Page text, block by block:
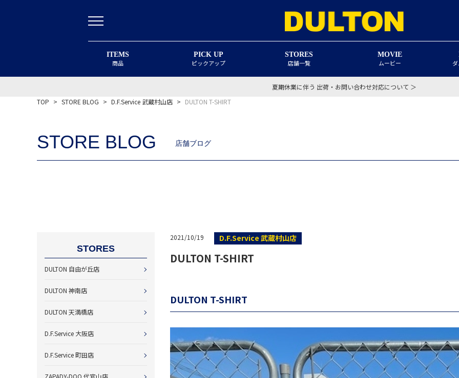
ITEMS
商品
PICK UP
ピックアップ
STORES
店舗一覧
MOVIE
ムービー
夏期休業に伴う 出荷・お問い合わせ対応について ＞
TOP > STORE BLOG > D.F.Service 武蔵村山店 > DULTON T-SHIRT
STORE BLOG 店舗ブログ
STORES
DULTON 自由が丘店
DULTON 神南店
DULTON 天満橋店
D.F.Service 大阪店
D.F.Service 町田店
ZAPADY-DOO 代官山店
2021/10/19 D.F.Service 武蔵村山店
DULTON T-SHIRT
DULTON T-SHIRT